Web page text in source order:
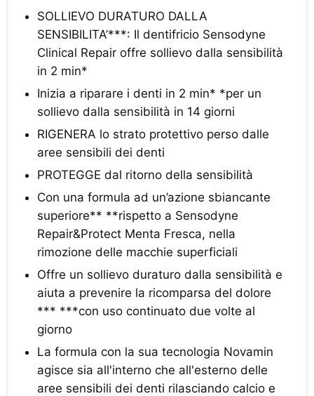
SOLLIEVO DURATURO DALLA
SENSIBILITA’***: Il dentifricio Sensodyne
Clinical Repair offre sollievo dalla sensibilità
in 2 min*
Inizia a riparare i denti in 2 min* *per un
sollievo dalla sensibilità in 14 giorni
RIGENERA lo strato protettivo perso dalle
aree sensibili dei denti
PROTEGGE dal ritorno della sensibilità
Con una formula ad un’azione sbiancante
superiore** **rispetto a Sensodyne
Repair&Protect Menta Fresca, nella
rimozione delle macchie superficiali
Offre un sollievo duraturo dalla sensibilità e
aiuta a prevenire la ricomparsa del dolore
*** ***con uso continuato due volte al
giorno
La formula con la sua tecnologia Novamin
agisce sia all'interno che all'esterno delle
aree sensibili dei denti rilasciando calcio e